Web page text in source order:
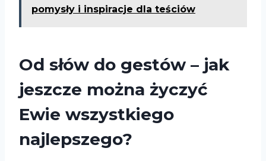
pomysły i inspiracje dla teściów
Od słów do gestów – jak
jeszcze można życzyć
Ewie wszystkiego
najlepszego?